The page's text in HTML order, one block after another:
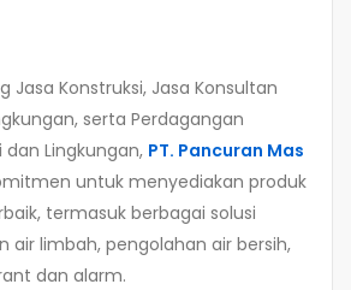
Jasa Konstruksi, Jasa Konsultan
serta Perdagangan
Lingkungan, PT. Pancuran Mas
untuk menyediakan produk
termasuk berbagai solusi
air limbah, pengolahan air bersih,
dan alarm.